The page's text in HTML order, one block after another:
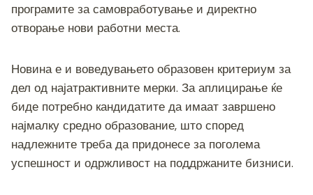
програмите за самовработување и директно
отворање нови работни места.
Новина е и воведувањето образовен критериум за
дел од најатрактивните мерки. За аплицирање ќе
биде потребно кандидатите да имаат завршено
најмалку средно образование, што според
надлежните треба да придонесе за поголема
успешност и одржливост на поддржаните бизниси.